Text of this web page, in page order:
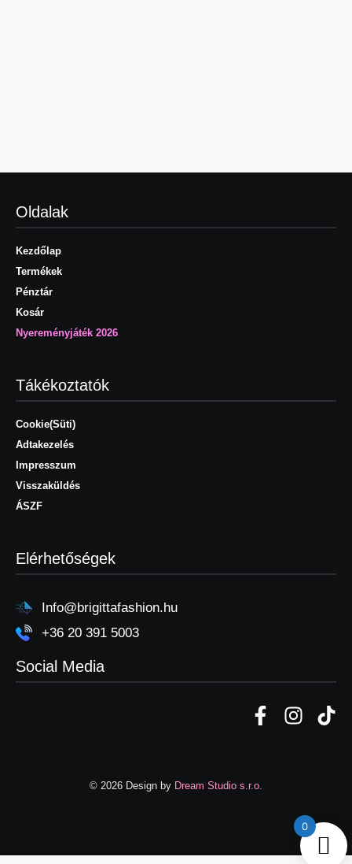
Oldalak
Kezdőlap
Termékek
Pénztár
Kosár
Nyereményjáték 2026
Tákékoztatók
Cookie(Süti)
Adtakezelés
Impresszum
Visszaküldés
ÁSZF
Elérhetőségek
Info@brigittafashion.hu
+36 20 391 5003
Social Media
© 2026 Design by Dream Studio s.r.o.
0